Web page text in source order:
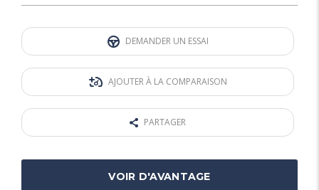
DEMANDER UN ESSAI
AJOUTER À LA COMPARAISON
PARTAGER
VOIR D'AVANTAGE